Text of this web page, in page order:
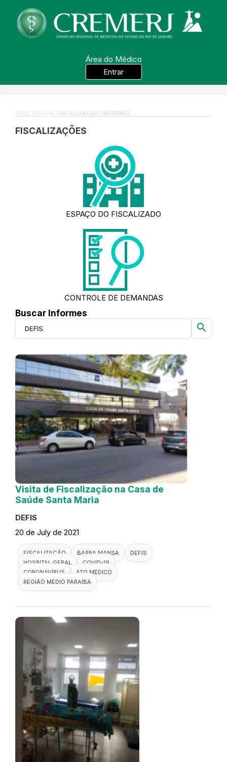
Área do Médico
Entrar
VOCÊ ESTÁ EM: FISCALIZAÇÃO / INFORMES
FISCALIZAÇÕES
ESPAÇO DO FISCALIZADO
CONTROLE DE DEMANDAS
Buscar Informes
search
Visita de Fiscalização na Casa de
Saúde Santa Maria
DEFIS
20 de July de 2021
FISCALIZAÇÃO BARRA MANSA
DEFIS
HOSPITAL GERAL
COVID-19
CORONAVÍRUS
ATO MÉDICO
REGIÃO MÉDIO PARAÍBA